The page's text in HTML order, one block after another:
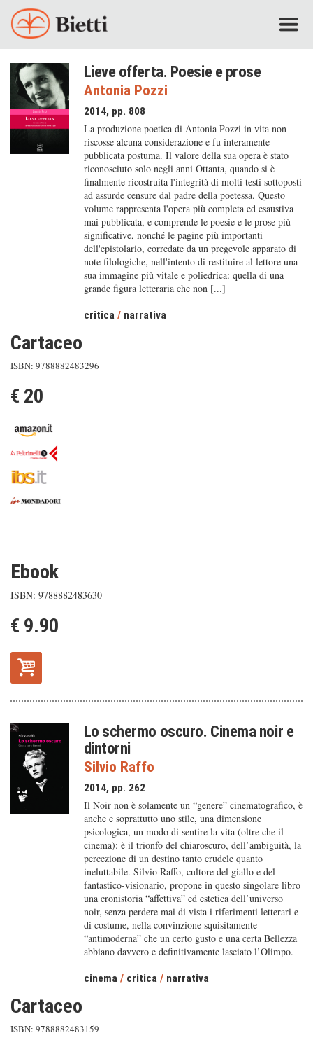
Lieve offerta. Poesie e prose
Antonia Pozzi
2014, pp. 808
La produzione poetica di Antonia Pozzi in vita non
riscosse alcuna considerazione e fu interamente
pubblicata postuma. Il valore della sua opera è stato
riconosciuto solo negli anni Ottanta, quando si è
finalmente ricostruita l'integrità di molti testi sottoposti
ad assurde censure dal padre della poetessa. Questo
volume rappresenta l'opera più completa ed esaustiva
mai pubblicata, e comprende le poesie e le prose più
significative, nonché le pagine più importanti
dell'epistolario, corredate da un pregevole apparato di
note filologiche, nell'intento di restituire al lettore una
sua immagine più vitale e poliedrica: quella di una
grande figura letteraria che non [...]
critica / narrativa
Cartaceo
ISBN: 9788882483296
€ 20
Ebook
ISBN: 9788882483630
€ 9.90
Lo schermo oscuro. Cinema noir e
dintorni
Silvio Raffo
2014, pp. 262
Il Noir non è solamente un “genere” cinematografico, è
anche e soprattutto uno stile, una dimensione
psicologica, un modo di sentire la vita (oltre che il
cinema): è il trionfo del chiaroscuro, dell’ambiguità, la
percezione di un destino tanto crudele quanto
ineluttabile. Silvio Raffo, cultore del giallo e del
fantastico-visionario, propone in questo singolare libro
una cronistoria “affettiva” ed estetica dell’universo
noir, senza perdere mai di vista i riferimenti letterari e
di costume, nella convinzione squisitamente
“antimoderna” che un certo gusto e una certa Bellezza
abbiano davvero e definitivamente lasciato l’Olimpo.
cinema / critica / narrativa
Cartaceo
ISBN: 9788882483159